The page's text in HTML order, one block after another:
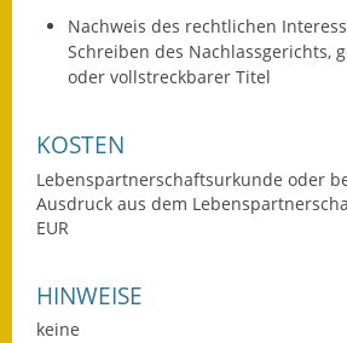
Heiraten
Nachweis des rechtlichen
Schreiben des Nachlassgerichts,
oder vollstreckbarer Titel
KOSTEN
Lebenspartnerschaftsurkunde oder
Ausdruck aus dem
EUR
HINWEISE
keine